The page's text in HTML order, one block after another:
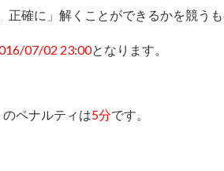
正確に」解くことができるかを競う
07/02 23:00となります。
ペナルティは5分です。